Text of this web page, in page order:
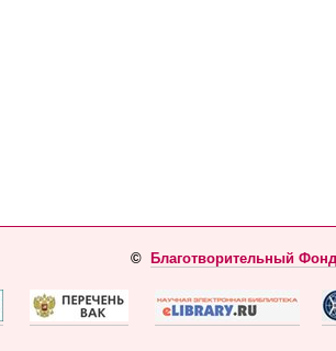
© Благотворительный